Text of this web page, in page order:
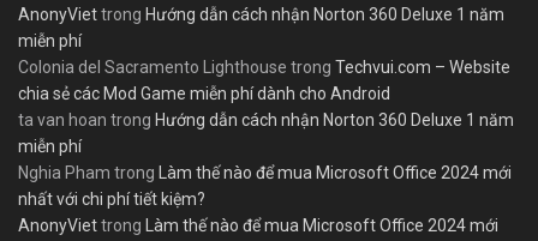
AnonyViettrong Hướng dẫn cách nhận Norton 360 Deluxe 1 năm
miễn phí
Colonia del Sacramento Lighthouse trong Techvui.com – Website
chia sẻ các Mod Game miễn phí dành cho Android
ta van hoan trong Hướng dẫn cách nhận Norton 360 Deluxe 1 năm
miễn phí
Nghia Pham trong Làm thế nào để mua Microsoft Office 2024 mới
nhất với chi phí tiết kiệm?
AnonyViettrong Làm thế nào để mua Microsoft Office 2024 mới